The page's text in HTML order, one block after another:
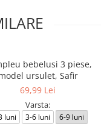
bebelusi 3 piese,
ursulet, Safir
69,99 Lei
Varsta:
luni 3-6 luni 6-9 luni